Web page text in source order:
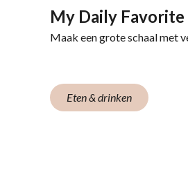
My Daily
Maak een grote schaal met
Eten & drinken